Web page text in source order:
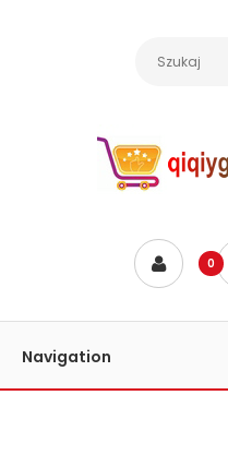
0
Navigation